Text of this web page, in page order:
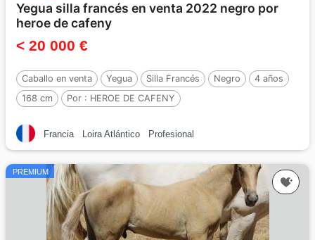
Yegua silla francés en venta 2022 negro por
heroe de cafeny
< 20 000 €
Caballo en venta Yegua Silla Francés Negro
4 años
168 cm
Por : HEROE DE CAFENY
Francia Loira Atlántico Profesional
PREMIUM